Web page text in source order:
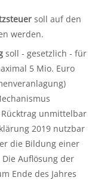
soll auf den
werden.
soll - gesetzlich - für
5 Mio. Euro
unmittelbar
2019 nutzbar
die Bildung einer
Auflösung der
Ende des Jahres